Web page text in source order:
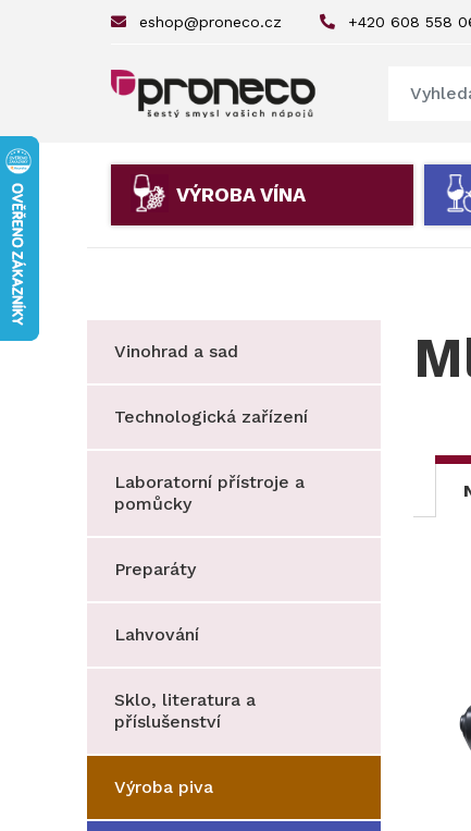
eshop@proneco.cz +420 608 558
VÝROBA VÍNA
Vinohrad a sad
Technologická zařízení
Laboratorní přístroje a
pomůcky
Preparáty
Lahvování
Sklo, literatura a
příslušenství
Výroba piva